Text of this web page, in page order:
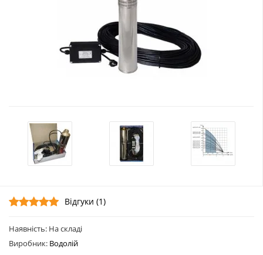
Відгуки (1)
Наявність: На складі
Виробник: Водолій